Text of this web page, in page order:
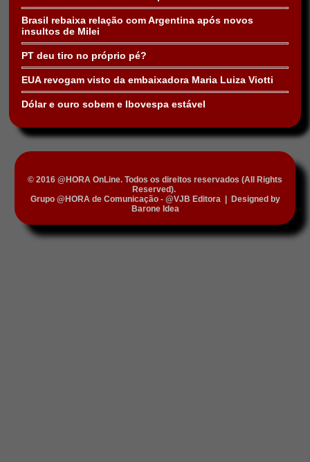
Brasil rebaixa relação com Argentina após novos
insultos de Milei
PT deu tiro no próprio pé?
EUA revogam visto da embaixadora Maria Luiza Viotti
Dólar e ouro sobem e Ibovespa estável
© 2016 @HORA OnLine. Todos os direitos reservados (All Rights
Reserved).
Grupo @HORA de Comunicação - @VJB Editora|
Designed by
Barone Idea